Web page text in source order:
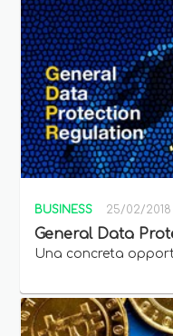
BUSINESS 25/02/2018
General Data
Una concreta